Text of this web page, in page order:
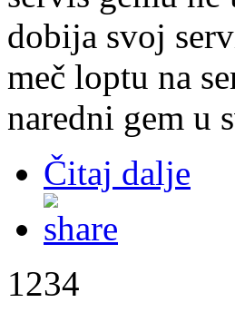
dobija svoj
meč loptu na
naredni gem u
Čitaj dalje
1234